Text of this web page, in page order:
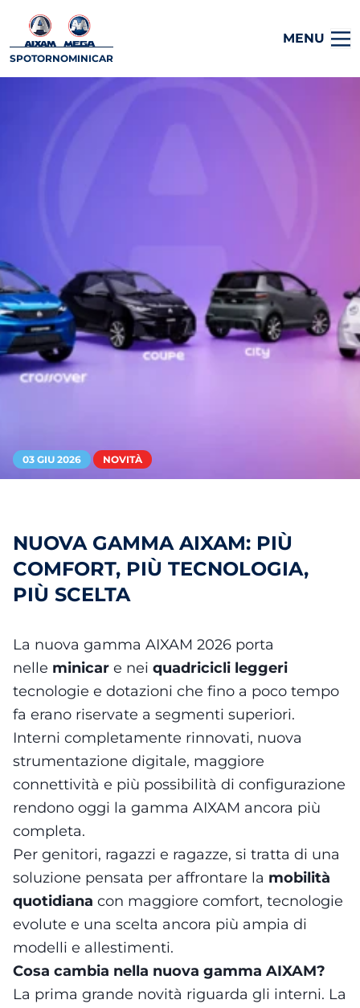
SPOTORNOMINICAR
MENU
03 GIU 2026 NOVITÀ
NUOVA GAMMA AIXAM: PIÙ
COMFORT, PIÙ TECNOLOGIA,
PIÙ SCELTA
La nuova gamma AIXAM 2026 porta
nelle minicar e nei quadricicli leggeri
tecnologie e dotazioni che fino a poco tempo
fa erano riservate a segmenti superiori.
Interni completamente rinnovati, nuova
strumentazione digitale, maggiore
connettività e più possibilità di configurazione
rendono oggi la gamma AIXAM ancora più
completa.
Per genitori, ragazzi e ragazze, si tratta di una
soluzione pensata per affrontare la mobilità
quotidiana con maggiore comfort, tecnologie
evolute e una scelta ancora più ampia di
modelli e allestimenti.
Cosa cambia nella nuova gamma AIXAM?
La prima grande novità riguarda gli interni. La